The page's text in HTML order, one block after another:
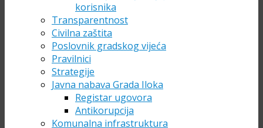
korisnika
Transparentnost
Civilna zaštita
Poslovnik gradskog vijeća
Pravilnici
Strategije
Javna nabava Grada Iloka
Registar ugovora
Antikorupcija
Komunalna infrastruktura